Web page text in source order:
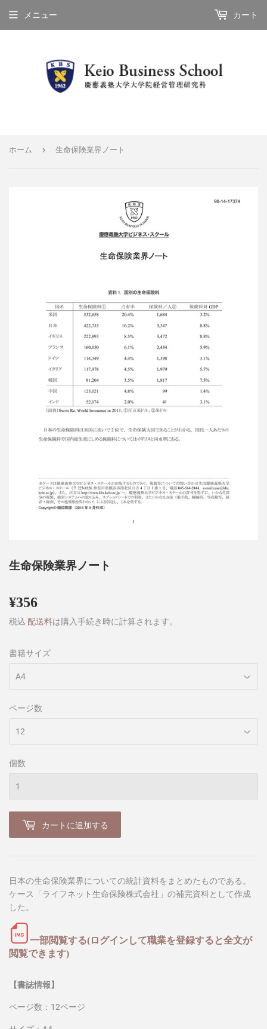
メニュー カート
ホーム › 生命保険業界ノート
生命保険業界ノート
¥356
税込 配送料は購入手続き時に計算されます。
書籍サイズ
ページ数
個数
カートに追加する
日本の生命保険業界についての統計資料をまとめたものである。
ケース「ライフネット生命保険株式会社」の補完資料として作成
した。
一部閲覧する(ログインして職業を登録すると全文が
閲覧できます)
【書誌情報】
ページ数：12ページ